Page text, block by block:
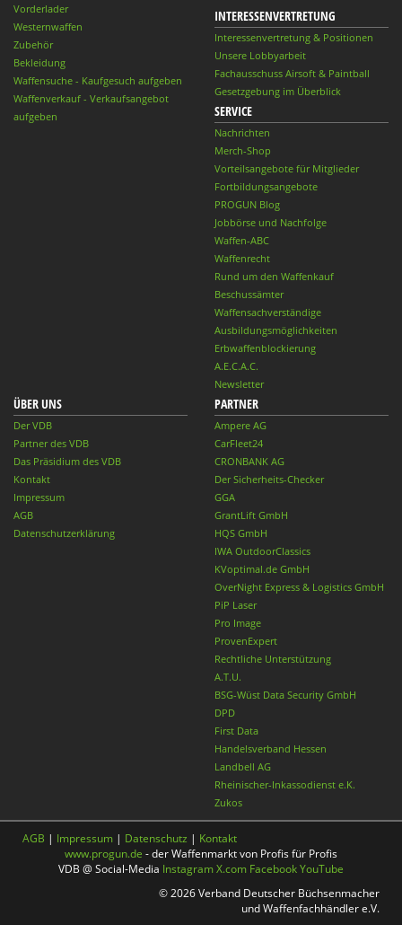
Vorderlader
Westernwaffen
Zubehör
Bekleidung
Waffensuche - Kaufgesuch aufgeben
Waffenverkauf - Verkaufsangebot
aufgeben
INTERESSENVERTRETUNG
Interessenvertretung & Positionen
Unsere Lobbyarbeit
Fachausschuss Airsoft & Paintball
Gesetzgebung im Überblick
SERVICE
Nachrichten
Merch-Shop
Vorteilsangebote für Mitglieder
Fortbildungsangebote
PROGUN Blog
Jobbörse und Nachfolge
Waffen-ABC
Waffenrecht
Rund um den Waffenkauf
Beschussämter
Waffensachverständige
Ausbildungsmöglichkeiten
Erbwaffenblockierung
A.E.C.A.C.
Newsletter
ÜBER UNS
Der VDB
Partner des VDB
Das Präsidium des VDB
Kontakt
Impressum
AGB
Datenschutzerklärung
PARTNER
Ampere AG
CarFleet24
CRONBANK AG
Der Sicherheits-Checker
GGA
GrantLift GmbH
HQS GmbH
IWA OutdoorClassics
KVoptimal.de GmbH
OverNight Express & Logistics GmbH
PiP Laser
Pro Image
ProvenExpert
Rechtliche Unterstützung
A.T.U.
BSG-Wüst Data Security GmbH
DPD
First Data
Handelsverband Hessen
Landbell AG
Rheinischer-Inkassodienst e.K.
Zukos
AGB | Impressum | Datenschutz | Kontakt
www.progun.de - der Waffenmarkt von Profis für Profis
VDB @ Social-Media InstagramX.com FacebookYouTube
© 2026 Verband Deutscher Büchsenmacher
und Waffenfachhändler e.V.